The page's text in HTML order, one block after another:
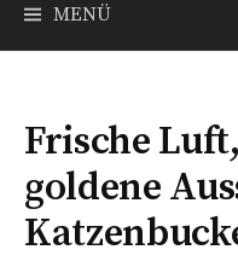
MENÜ
Frische
goldene